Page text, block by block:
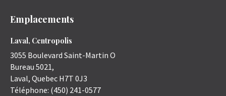
Emplacements
Laval, Centropolis
3055 Boulevard Saint-Martin O
Bureau 5021,
Laval, Quebec H7T 0J3
Téléphone: (450) 241-0577